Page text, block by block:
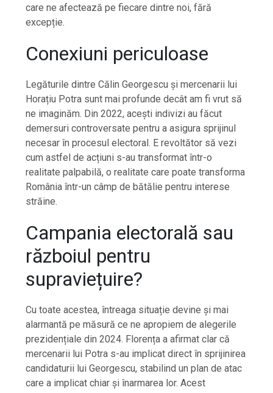
care ne afectează pe fiecare dintre noi, fără
excepție.
Conexiuni periculoase
Legăturile dintre Călin Georgescu și mercenarii lui
Horațiu Potra sunt mai profunde decât am fi vrut să
ne imaginăm. Din 2022, acești indivizi au făcut
demersuri controversate pentru a asigura sprijinul
necesar în procesul electoral. E revoltător să vezi
cum astfel de acțiuni s-au transformat într-o
realitate palpabilă, o realitate care poate transforma
România într-un câmp de bătălie pentru interese
străine.
Campania electorală sau
războiul pentru
supraviețuire?
Cu toate acestea, întreaga situație devine și mai
alarmantă pe măsură ce ne apropiem de alegerile
prezidențiale din 2024. Florența a afirmat clar că
mercenarii lui Potra s-au implicat direct în sprijinirea
candidaturii lui Georgescu, stabilind un plan de atac
care a implicat chiar și înarmarea lor. Acest